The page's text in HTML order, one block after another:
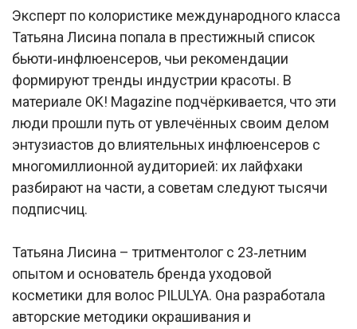
Эксперт по колористике международного класса
Татьяна Лисина попала в престижный список
бьюти‑инфлюенсеров, чьи рекомендации
формируют тренды индустрии красоты. В
материале OK! Magazine подчёркивается, что эти
люди прошли путь от увлечённых своим делом
энтузиастов до влиятельных инфлюенсеров с
многомиллионной аудиторией: их лайфхаки
разбирают на части, а советам следуют тысячи
подписчиц.
Татьяна Лисина – тритментолог с 23‑летним
опытом и основатель бренда уходовой
косметики для волос PILULYA. Она разработала
авторские методики окрашивания и